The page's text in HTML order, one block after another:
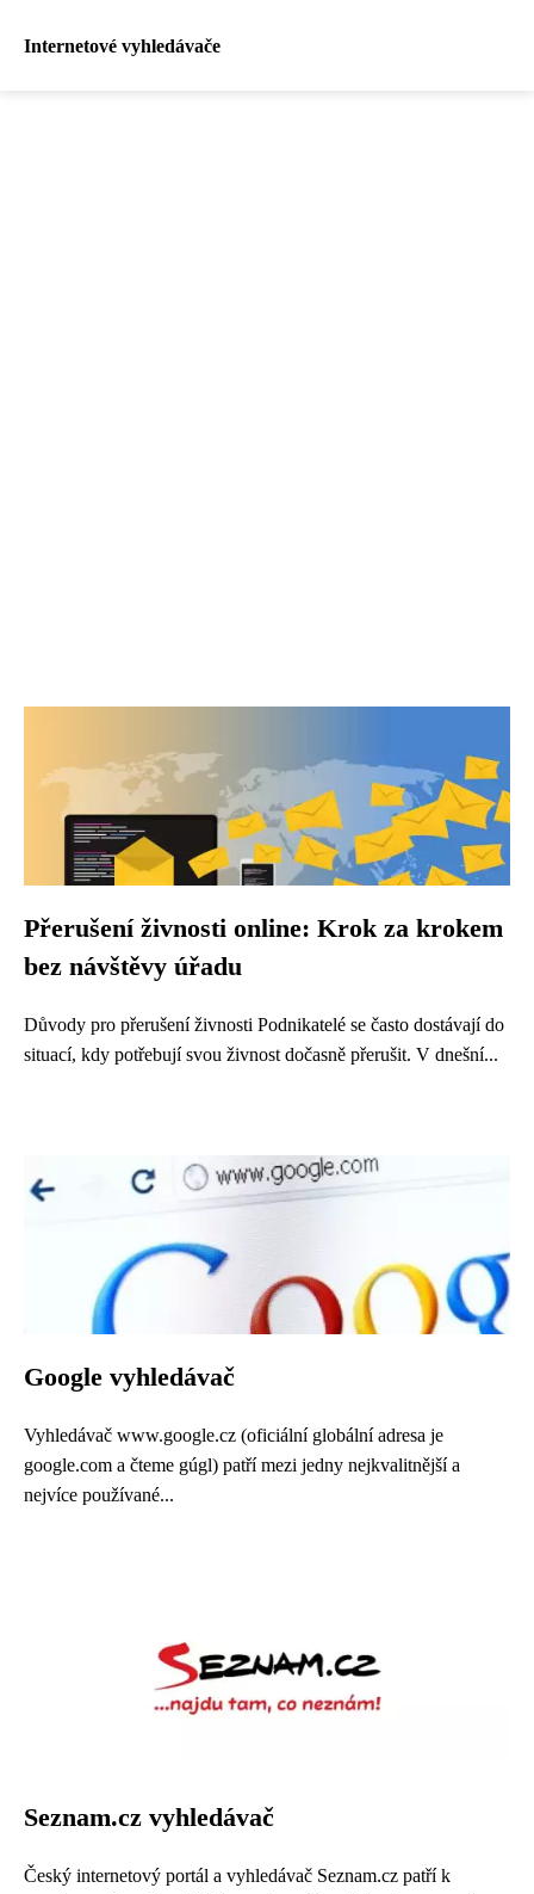
Internetové vyhledávače
Přerušení živnosti online: Krok za krokem
bez návštěvy úřadu
Důvody pro přerušení živnosti Podnikatelé se často dostávají do
situací, kdy potřebují svou živnost dočasně přerušit. V dnešní...
Google vyhledávač
Vyhledávač www.google.cz (oficiální globální adresa je
google.com a čteme gúgl) patří mezi jedny nejkvalitnější a
nejvíce používané...
Seznam.cz vyhledávač
Český internetový portál a vyhledávač Seznam.cz patří k